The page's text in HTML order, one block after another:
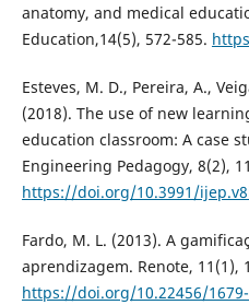
anatomy, and medical
Education,14(5), 572-585.
Esteves, M. D., Pereira, A.,
(2018). The use of new
education classroom: A case
Engineering Pedagogy, 8(2),
https://doi.org/10.3991/
Fardo, M. L. (2013). A
aprendizagem. Renote, 11(1),
https://doi.org/10.22456/1679-